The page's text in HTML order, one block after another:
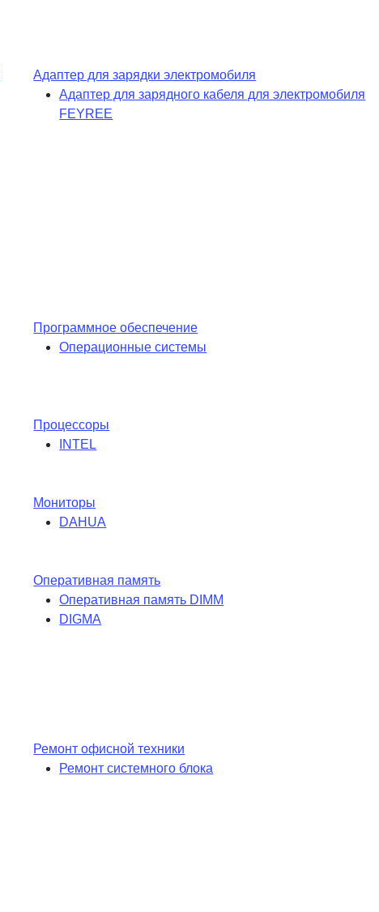
Адаптер для зарядки электромобиля
Адаптер для зарядного кабеля для электромобиля
FEYREE
Программное обеспечение
Операционные системы
Процессоры
INTEL
Мониторы
DAHUA
Оперативная память
Оперативная память DIMM
DIGMA
Ремонт офисной техники
Ремонт системного блока